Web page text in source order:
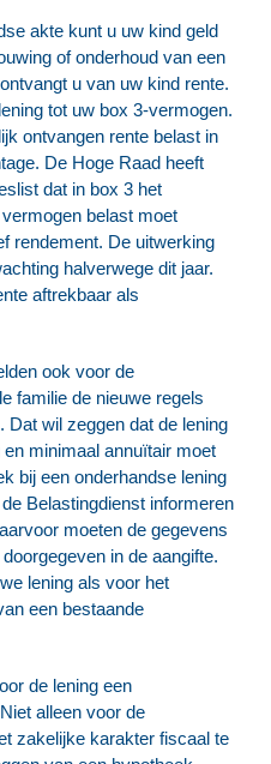
akte kunt u uw kind geld
of onderhoud van een
u van uw kind rente.
tot uw box 3-vermogen.
ontvangen rente belast in
De Hoge Raad heeft
dat in box 3 het
belast moet
rendement. De uitwerking
halverwege dit jaar.
aftrekbaar als
ook voor de
familie de nieuwe regels
Dat wil zeggen dat de lening
minimaal annuïtair moet
bij een onderhandse lening
Belastingdienst informeren
moeten de gegevens
in de aangifte.
lening als voor het
een bestaande
de lening een
alleen voor de
zakelijke karakter fiscaal te